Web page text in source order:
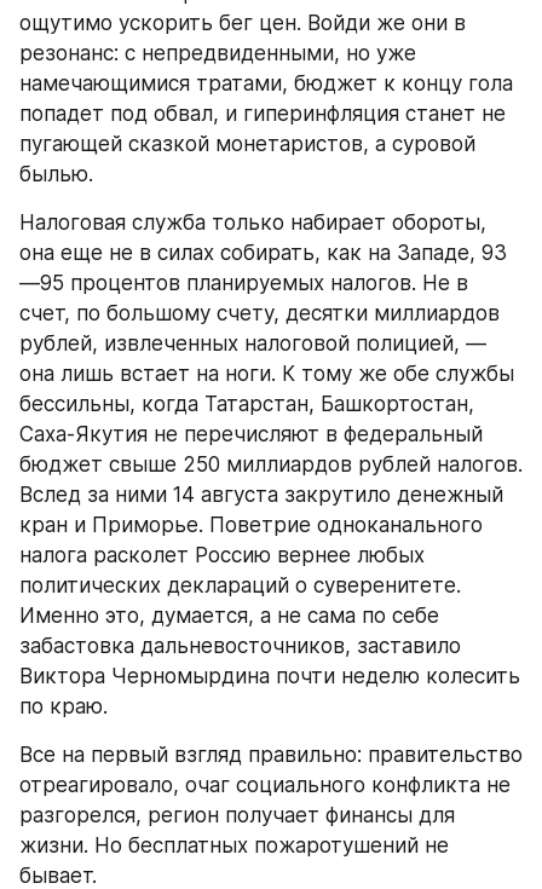
ощутимо ускорить бег цен. Войди же они в
резонанс: с непредвиденными, но уже
намечающимися тратами, бюджет к концу гола
попадет под обвал, и гиперинфляция станет не
пугающей сказкой монетаристов, а суровой
былью.
Налоговая служба только набирает обороты,
она еще не в силах собирать, как на Западе, 93
—95 процентов планируемых налогов. Не в
счет, по большому счету, десятки миллиардов
рублей, извлеченных налоговой полицией, —
она лишь встает на ноги. К тому же обе службы
бессильны, когда Татарстан, Башкортостан,
Саха-Якутия не перечисляют в федеральный
бюджет свыше 250 миллиардов рублей налогов.
Вслед за ними 14 августа закрутило денежный
кран и Приморье. Поветрие одноканального
налога расколет Россию вернее любых
политических деклараций о суверенитете.
Именно это, думается, а не сама по себе
забастовка дальневосточников, заставило
Виктора Черномырдина почти неделю колесить
по краю.
Все на первый взгляд правильно: правительство
отреагировало, очаг социального конфликта не
разгорелся, регион получает финансы для
жизни. Но бесплатных пожаротушений не
бывает.